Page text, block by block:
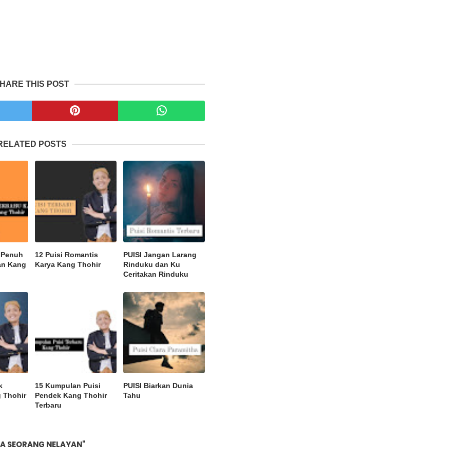
THIS POST
POSTS
Kang
12 Puisi Romantis
Karya Kang Thohir
PUISI Jangan Larang
Rinduku dan Ku
Ceritakan Rinduku
Thohir
15 Kumpulan Puisi
Pendek Kang Thohir
Terbaru
PUISI Biarkan Dunia
Tahu
SEORANG NELAYAN"